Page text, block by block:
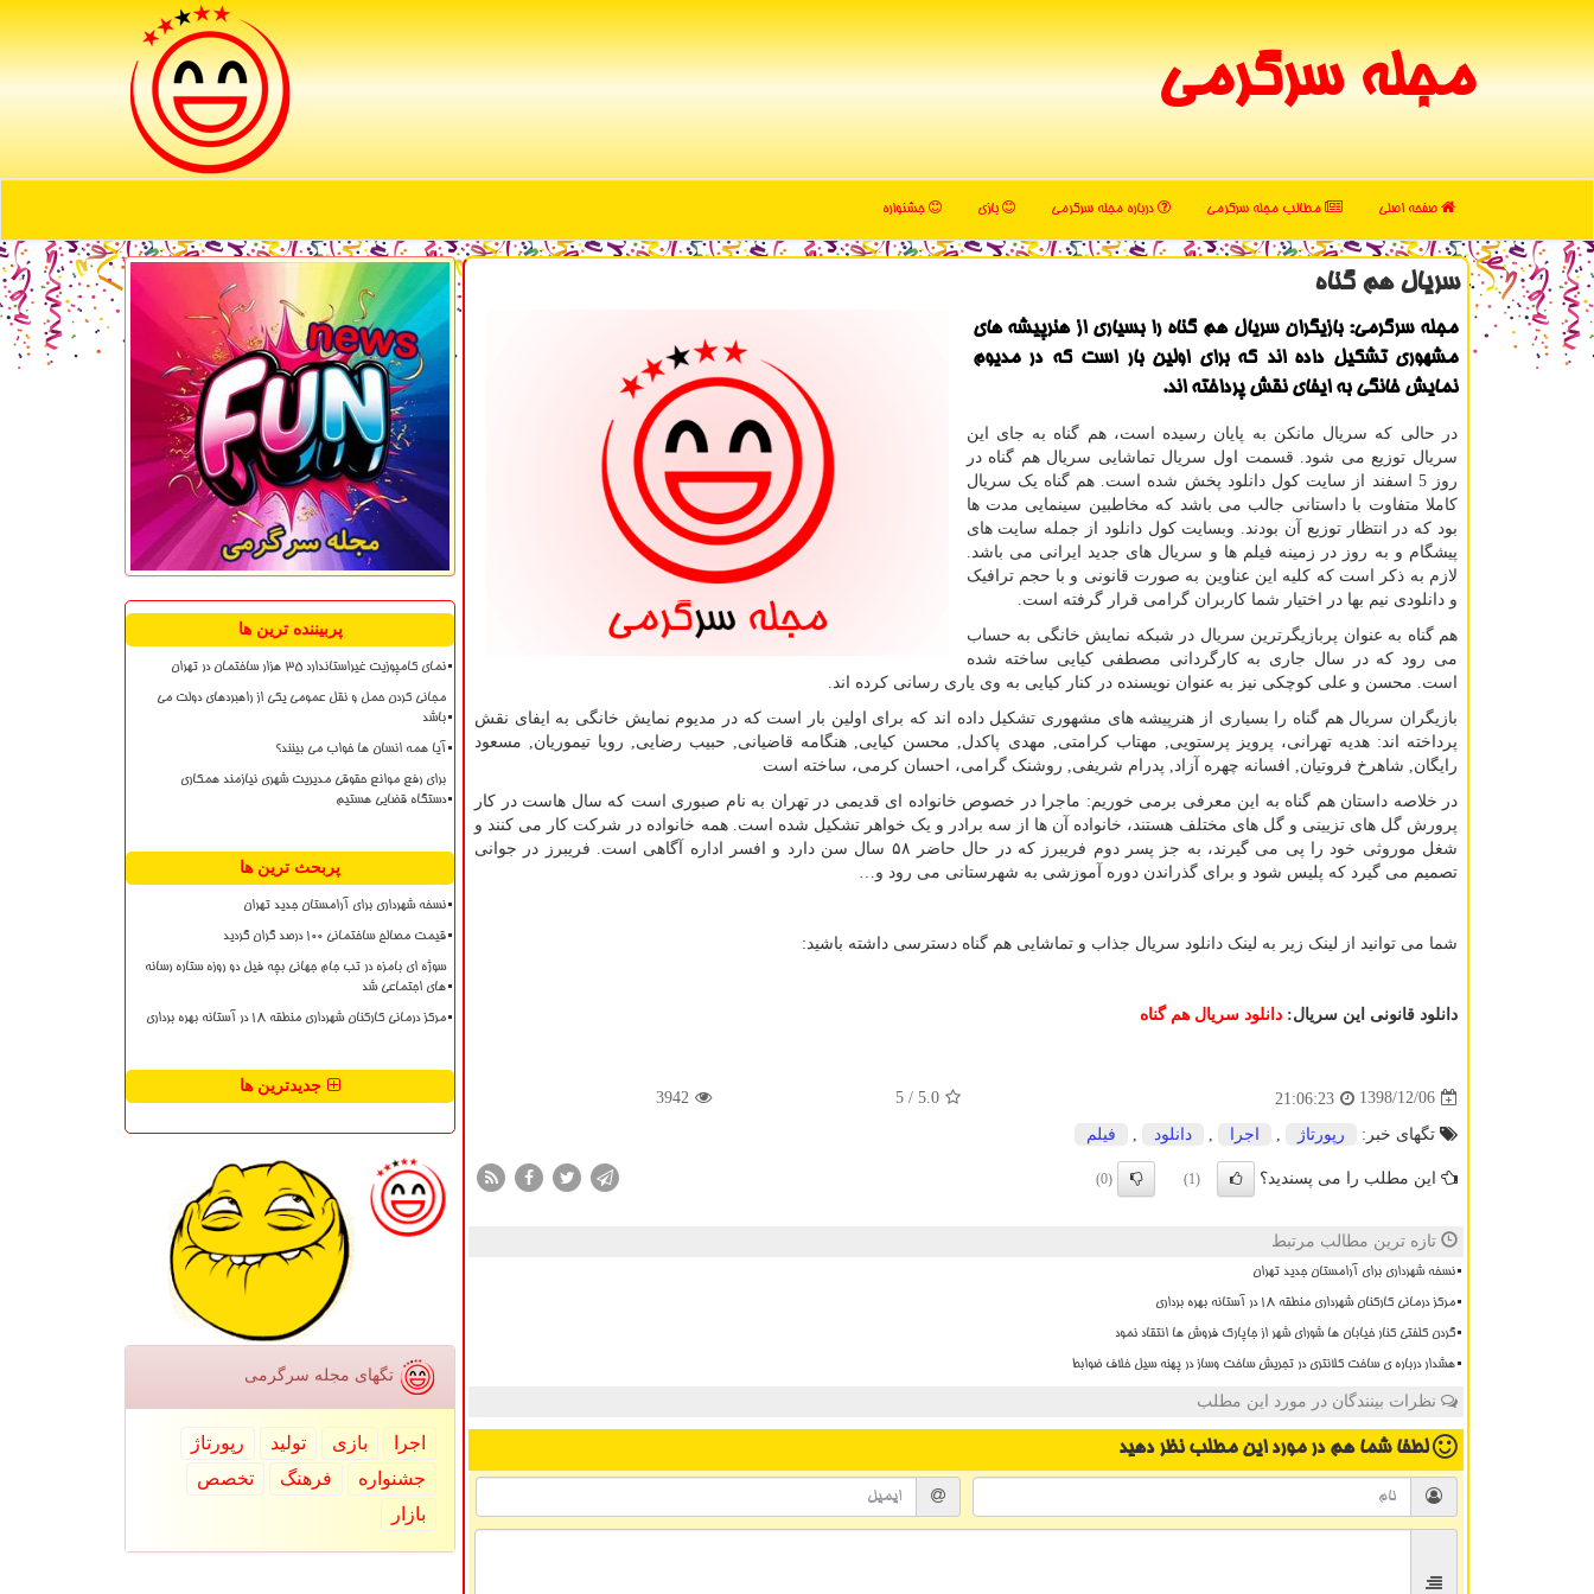
مجله سرگرمی
صفحه اصلی مطالب مجله سرگرمی درباره مجله سرگرمی بازی جشنواره
سریال هم گناه
مجله سرگرمی: بازیگران سریال هم گناه را بسیاری از هنرپیشه های
مشهوری تشكیل داده اند كه برای اولین بار است كه در مدیوم
نمایش خانگی به ایفای نقش پرداخته اند.
در حالی که سریال مانکن به پایان رسیده است، هم گناه به جای این
سریال توزیع می شود. قسمت اول سریال تماشایی سریال هم گناه در
روز 5 اسفند از سایت کول دانلود پخش شده است. هم گناه یک سریال
کاملا متفاوت با داستانی جالب می باشد که مخاطبین سینمایی مدت ها
بود که در انتظار توزیع آن بودند. وبسایت کول دانلود از جمله سایت های
پیشگام و به روز در زمینه فیلم ها و سریال های جدید ایرانی می باشد.
لازم به ذکر است که کلیه این عناوین به صورت قانونی و با حجم ترافیک
و دانلودی نیم بها در اختیار شما کاربران گرامی قرار گرفته است.
هم گناه به عنوان پربازیگرترین سریال در شبکه نمایش خانگی به حساب
می رود که در سال جاری به کارگردانی مصطفی کیایی ساخته شده
است. محسن و علی کوچکی نیز به عنوان نویسنده در کنار کیایی به وی یاری رسانی کرده اند.
بازیگران سریال هم گناه را بسیاری از هنرپیشه های مشهوری تشکیل داده اند که برای اولین بار است که در مدیوم نمایش خانگی به ایفای نقش
پرداخته اند: هدیه تهرانی، پرویز پرستویی, مهتاب کرامتی, مهدی پاکدل, محسن کیایی, هنگامه قاضیانی, حبیب رضایی, رویا تیموریان, مسعود
رایگان, شاهرخ فروتیان, افسانه چهره آزاد, پدرام شریفی, روشنک گرامی، احسان کرمی، ساخته است
در خلاصه داستان هم گناه به این معرفی برمی خوریم: ماجرا در خصوص خانواده ای قدیمی در تهران به نام صبوری است که سال هاست در کار
پرورش گل های تزیینی و گل های مختلف هستند، خانواده آن ها از سه برادر و یک خواهر تشکیل شده است. همه خانواده در شرکت کار می کنند و
شغل موروثی خود را پی می گیرند، به جز پسر دوم فریبرز که در حال حاضر ۵٨ سال سن دارد و افسر اداره آگاهی است. فریبرز در جوانی
تصمیم می گیرد که پلیس شود و برای گذراندن دوره آموزشی به شهرستانی می رود و…
شما می توانید از لینک زیر به لینک دانلود سریال جذاب و تماشایی هم گناه دسترسی داشته باشید:
دانلود قانونی این سریال: دانلود سریال هم گناه
1398/12/06
21:06:23
5.0
/ 5
3942
تگهای خبر: رپورتاژ اجرا دانلود فیلم
این مطلب را می پسندید؟ (1)
(0)
تازه ترین مطالب مرتبط
نسخه شهرداری برای آرامستان جدید تهران
مرکز درمانی کارکنان شهرداری منطقه ۱۸ در آستانه بهره برداری
گردن کلفتی کنار خیابان ها شورای شهر از جاپارک فروش ها انتقاد نمود
هشدار درباره ی ساخت کلانتری در تجریش ساخت وساز در پهنه سیل خلاف ضوابط
نظرات بینندگان در مورد این مطلب
لطفا شما همدر مورد این مطلب نظر دهید
پربیننده ترین ها
نمای کامپوزیت غیراستاندارد ۳۵ هزار ساختمان در تهران
مجانی کردن حمل و نقل عمومی یکی از راهبردهای دولت می
باشد
آیا همه انسان ها خواب می بینند؟
برای رفع موانع حقوقی مدیریت شهری نیازمند همکاری
دستگاه قضایی هستیم
پربحث ترین ها
نسخه شهرداری برای آرامستان جدید تهران
قیمت مصالح ساختمانی ۱۰۰ درصد گران گردید
سوژه ای بامزه در تب جام جهانی بچه فیل دو روزه ستاره رسانه
های اجتماعی شد
مرکز درمانی کارکنان شهرداری منطقه ۱۸ در آستانه بهره برداری
جدیدترین ها
تگهای مجله سرگرمی
اجرا بازی تولید
رپورتاژ
جشنواره
فرهنگ
تخصص
بازار